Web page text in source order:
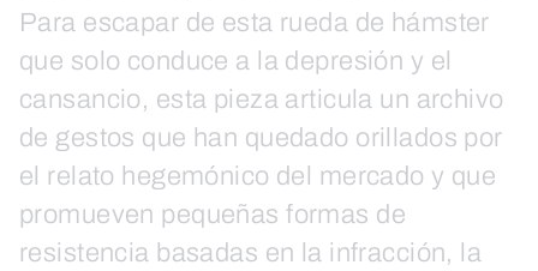
Para escapar de esta rueda de hámster
que solo conduce a la depresión y el
cansancio, esta pieza articula un archivo
de gestos que han quedado orillados por
el relato hegemónico del mercado y que
promueven pequeñas formas de
resistencia basadas en la infracción, la